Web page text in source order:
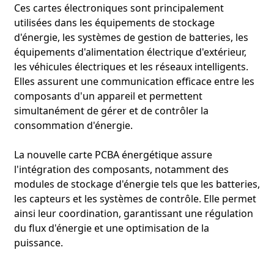
Ces cartes électroniques sont principalement
utilisées dans les équipements de stockage
d'énergie, les systèmes de gestion de batteries, les
équipements d'alimentation électrique d'extérieur,
les véhicules électriques et les réseaux intelligents.
Elles assurent une communication efficace entre les
composants d'un appareil et permettent
simultanément de gérer et de contrôler la
consommation d'énergie.
La nouvelle carte PCBA énergétique assure
l'intégration des composants, notamment des
modules de stockage d'énergie tels que les batteries,
les capteurs et les systèmes de contrôle. Elle permet
ainsi leur coordination, garantissant une régulation
du flux d'énergie et une optimisation de la
puissance.
Système de recharge du véhicule